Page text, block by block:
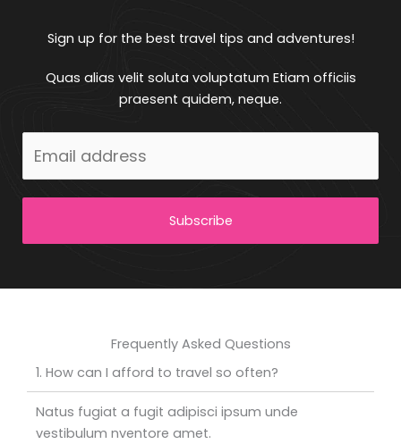
Sign up for the best travel tips and adventures!
Quas alias velit soluta voluptatum Etiam officiis
praesent quidem, neque.
Subscribe
Frequently Asked Questions
1. How can I afford to travel so often?
Natus fugiat a fugit adipisci ipsum unde
vestibulum nventore amet.